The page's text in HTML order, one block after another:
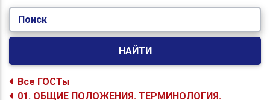
Поиск
НАЙТИ
Все ГОСТы
01. ОБЩИЕ ПОЛОЖЕНИЯ. ТЕРМИНОЛОГИЯ.